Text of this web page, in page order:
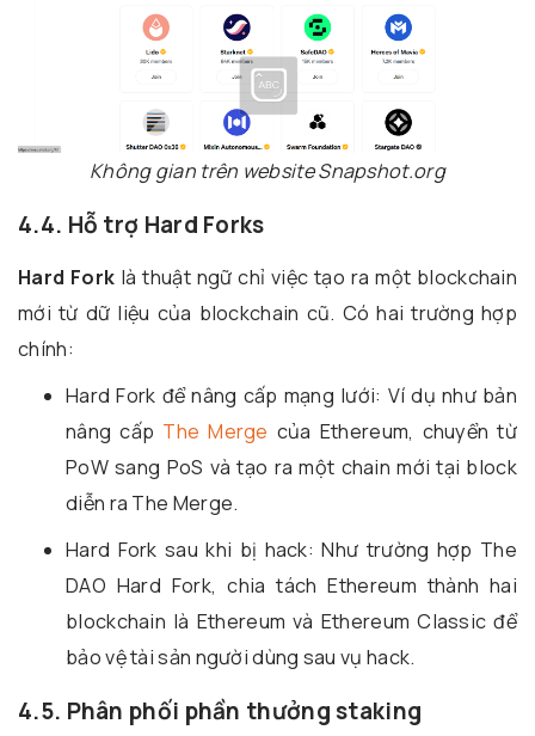
Không gian trên website Snapshot.org
4.4. Hỗ trợ Hard Forks
Hard Fork là thuật ngữ chỉ việc tạo ra một blockchain
mới từ dữ liệu của blockchain cũ. Có hai trường hợp
chính:
Hard Fork để nâng cấp mạng lưới: Ví dụ như bản
nâng cấp The Merge của Ethereum, chuyển từ
PoW sang PoS và tạo ra một chain mới tại block
diễn ra The Merge.
Hard Fork sau khi bị hack: Như trường hợp The
DAO Hard Fork, chia tách Ethereum thành hai
blockchain là Ethereum và Ethereum Classic để
bảo vệ tài sản người dùng sau vụ hack.
4.5. Phân phối phần thưởng staking